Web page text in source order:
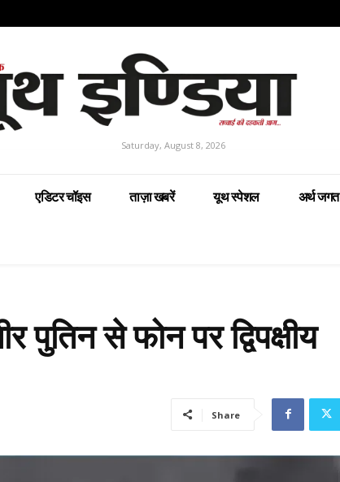
Saturday, August 8, 2026
एडिटर चॉइस ताज़ा खबरें यूथ स्पेशल अर्थ जगत
पुतिन से फोन पर द्विपक्षीय
Share